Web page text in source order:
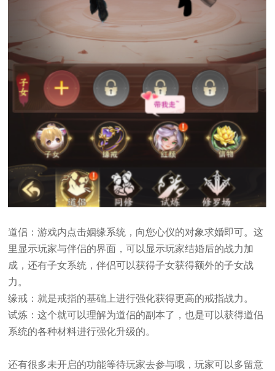
道侣：游戏内点击姻缘系统，向您心仪的对象求婚即可。这
里显示玩家与伴侣的界面，可以显示玩家结婚后的战力加
成，还有子女系统，伴侣可以获得子女获得额外的子女战
力。
缘戒：就是戒指的基础上进行强化获得更高的戒指战力。
试炼：这个就可以理解为道侣的副本了，也是可以获得道侣
系统的各种材料进行强化升级的。
还有很多未开启的功能等待玩家去参与哦，玩家可以多留意